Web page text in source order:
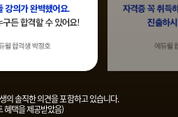
의 솔직한 의견을 포함하고 있습니다.
혜택을 제공받았음)